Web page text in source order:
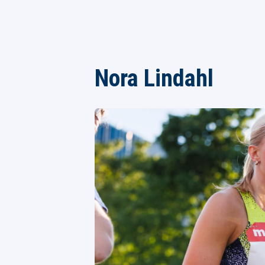
Nora Lindahl